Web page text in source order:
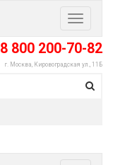
Toggle
navigation
8 800 200-70-82
г. Москва, Кировоградская ул., 11Б